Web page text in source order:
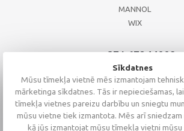
MANNOL
WIX
+371 67244008
+371 67271055
+371 26002793
Sīkdatnes
Mūsu tīmekļa vietnē mēs izmantojam
mārketinga sīkdatnes. Tās ir nepieciešamas,
tīmekļa vietnes pareizu darbību un sniegtu
mūsu vietne tiek izmantota. Mēs arī sniedzam
kā jūs izmantojat mūsu tīmekļa vietni mūsu